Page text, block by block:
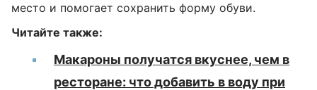
место и помогает сохранить форму обуви.
Читайте также:
Макароны получатся вкуснее, чем в
ресторане: что добавить в воду при